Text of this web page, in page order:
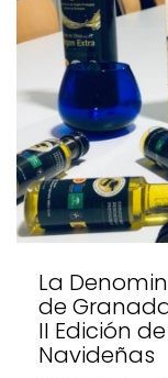
La
de
II Edición
Navideñas